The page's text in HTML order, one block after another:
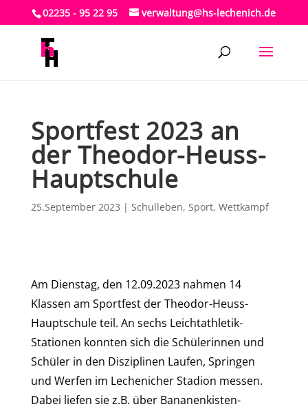
02235 - 95 22 95 verwaltung@hs-lechenich.de
Sportfest 2023 an
der Theodor-Heuss-
Hauptschule
25.September 2023 | Schulleben, Sport, Wettkampf
Am Dienstag, den 12.09.2023 nahmen 14
Klassen am Sportfest der Theodor-Heuss-
Hauptschule teil. An sechs Leichtathletik-
Stationen konnten sich die Schülerinnen und
Schüler in den Disziplinen Laufen, Springen
und Werfen im Lechenicher Stadion messen.
Dabei liefen sie z.B. über Bananenkisten-